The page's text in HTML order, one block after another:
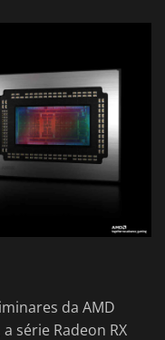
da AMD
a série Radeon RX